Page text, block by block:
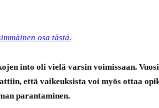
osa tästä.
into oli vielä varsin voimissaan.
että vaikeuksista voi myös ottaa
parantaminen.